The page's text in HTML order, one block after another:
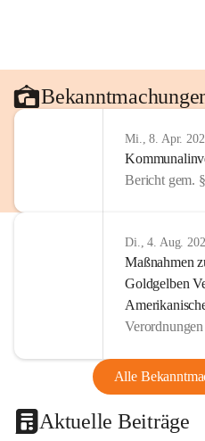
Mi., 8. Apr.
Bericht gem.
Di., 4. Aug.
Maßnahmen
Goldgelben
Verordnungen
Alle
Aktuelle Beiträge